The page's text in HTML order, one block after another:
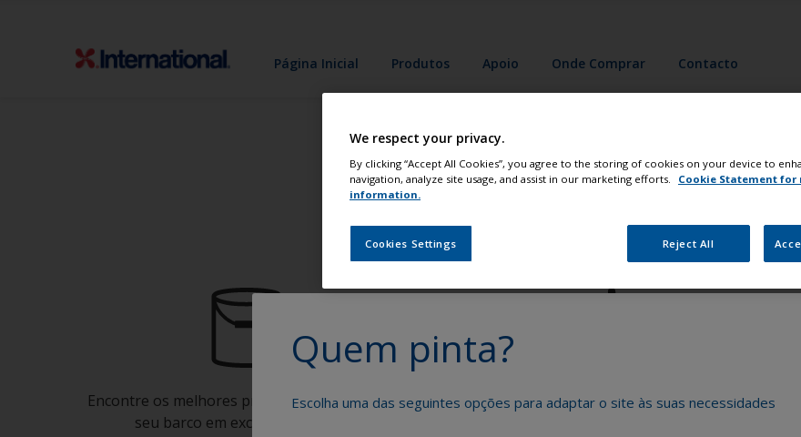
Página Inicial Produtos Apoio Onde Comprar Contacto
Quem pinta?
Escolha uma das seguintes opções para adaptar o site às suas necessidades
Pinte o seu barco como um
Encontre os melhores produtos para manter o
seu barco em excelente condição
Obtenha todo o apoio de que necessita para
We respect your privacy.
By clicking “Accept All Cookies”, you agree to the storing of cookies on your device to
navigation, analyze site usage, and assist in our marketing efforts.
Cookie Statement for
information.
Cookies Settings Reject All